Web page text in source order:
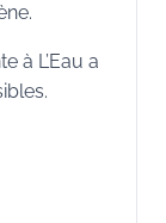
à L’Eau a